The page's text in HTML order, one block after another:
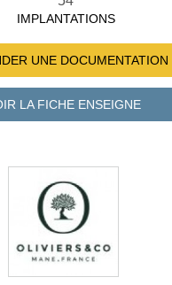
IMPLANTATIONS
UNE DOCUMENTATION
LA FICHEENSEIGNE